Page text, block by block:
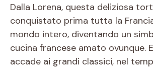
Dalla Lorena, questa deliziosa
conquistato prima tutta la
mondo intero, diventando un
cucina francese amato ovunque.
accade ai grandi classici, nel